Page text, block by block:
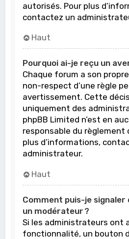
autorisés. Pour plus
contactez un
Haut
Pourquoi ai-je reçu un
Chaque forum a son
non-respect d’une règle
avertissement. Cette
uniquement des
phpBB Limited n’est en
responsable du règlement
plus d’informations,
administrateur.
Haut
Comment puis-je signaler
un modérateur ?
Si les administrateurs ont
fonctionnalité, un bouton